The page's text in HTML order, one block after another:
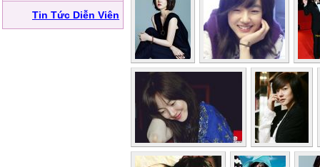
Tin Tức Diễn Viên